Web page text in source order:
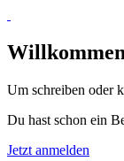
Um schreiben oder
Du hast schon ein
Jetzt anmelden